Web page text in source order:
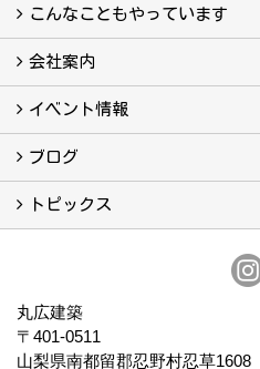
真っ直ぐの家づくり
自慢の大工たち
こだわりの自然素材
快適な家のエッセンス
注文住宅ができるまで
こんなこともやっています
こんなこともやっています
会社案内
会社案内
まるひろの人
スタッフ紹介
プライバシーポリシー
イベント情報
イベント予告
イベント報告
ブログ
ブログ
トピックス
丸広建築
〒401-0511
山梨県南都留郡忍野村忍草1608